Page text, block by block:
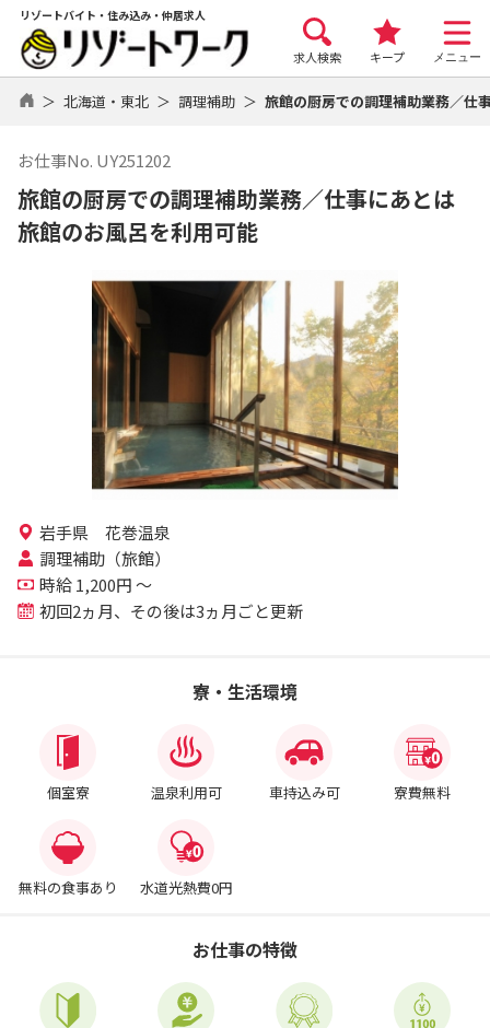
リゾートバイト・住み込み・仲居求人
求人検索 キープ メニュー
北海道・東北 調理補助 旅館の厨房での調理補助業務／仕
お仕事No. UY251202
旅館の厨房での調理補助業務／仕事にあとは
旅館のお風呂を利用可能
岩手県 花巻温泉
調理補助（旅館）
時給 1,200円 ～
初回2ヵ月、その後は3ヵ月ごと更新
寮・生活環境
個室寮 温泉利用可 車持込み可 寮費無料
無料の食事あり 水道光熱費0円
お仕事の特徴